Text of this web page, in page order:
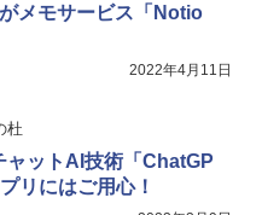
ーディスプレイ、64GBスト
ト機能搭載、明るさ自動調
ライト、プレミアムペン付
がメモサービス「Notio
2022年4月11日
杜
ャットAI技術「ChatGP
リにはご用心！